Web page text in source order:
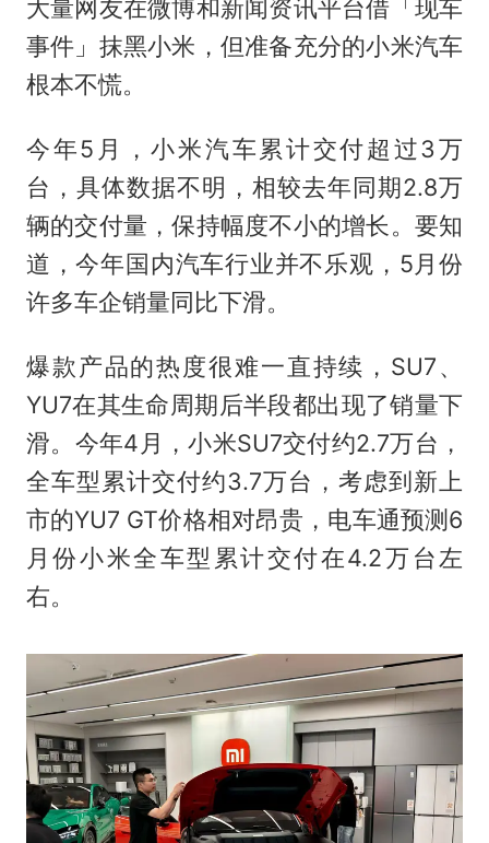
大量网友在微博和新闻资讯平台借「现车
事件」抹黑小米，但准备充分的小米汽车
根本不慌。
今年5月，小米汽车累计交付超过3万
台，具体数据不明，相较去年同期2.8万
辆的交付量，保持幅度不小的增长。要知
道，今年国内汽车行业并不乐观，5月份
许多车企销量同比下滑。
爆款产品的热度很难一直持续，SU7、
YU7在其生命周期后半段都出现了销量下
滑。今年4月，小米SU7交付约2.7万台，
全车型累计交付约3.7万台，考虑到新上
市的YU7 GT价格相对昂贵，电车通预测6
月份小米全车型累计交付在4.2万台左
右。